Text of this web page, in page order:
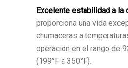
Excelente estabilidad a la
proporciona una vida
chumaceras a
operación en el rango de
(199°F a 350°F).